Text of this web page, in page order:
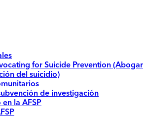
for Suicide Prevention (Abogar
del suicidio)
de investigación
la AFSP